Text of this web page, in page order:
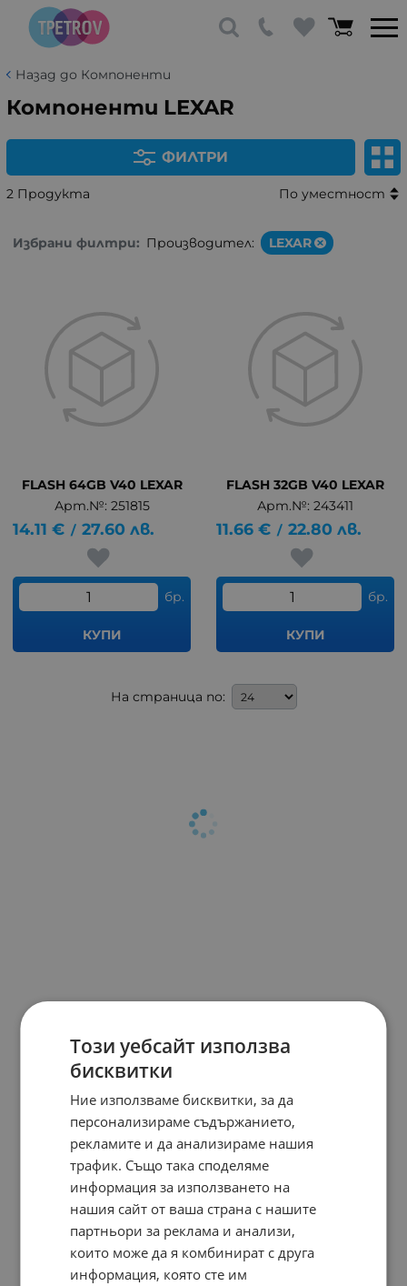
Назад до Компоненти
Компоненти LEXAR
ФИЛТРИ
2 Продукта По уместност
Избрани филтри: Производител: LEXAR
FLASH 64GB V40 LEXAR
Арт.№: 251815
14.11 € / 27.60 лв.
бр.
КУПИ
FLASH 32GB V40 LEXAR
Арт.№: 243411
11.66 € / 22.80 лв.
бр.
КУПИ
На страница по:
Този уебсайт използва
бисквитки
Ние използваме бисквитки, за да
персонализираме съдържанието,
рекламите и да анализираме нашия
трафик. Също така споделяме
информация за използването на
нашия сайт от ваша страна с нашите
партньори за реклама и анализи,
които може да я комбинират с друга
информация, която сте им